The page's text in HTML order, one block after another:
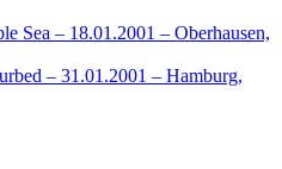
Sea – 18.01.2001 – Oberhausen,
– 31.01.2001 – Hamburg,